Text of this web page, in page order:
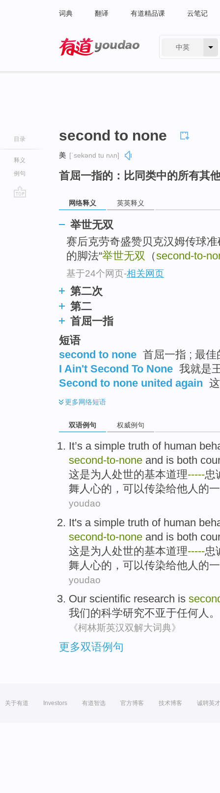
词典 翻译 有道精品课 云笔记
中英
目录
释义
例句
second to none
美 [ˈsekənd tu nʌn]
首屈一指的：比同类中的所有其
网络释义 英英释义
举世无双
赛后克劳奇盛赞贝克汉姆传球
的脚法“举世无双 （second-to-
基于24个网页-相关网页
第二次
第二
首屈一指
短语
second to none 首屈一指 ; 最
I Ain't Second To None 我就是
Second to none united again
更多网络短语
双语例句 权威例句
It’s a simple truth ofhuman
second-to-none and is both
这是为人 处世的基本道理-----忠
舞 人心的 ，可以传染给他人的一
youdao
It's a simple truth ofhuman
second-to-none and is both
这是为人 处世的基本道理-----忠
舞 人心的 ，可以传染给他人的一
youdao
Our scientific research is
我们的科学研究不亚于任何人。
《柯林斯英汉双解大词典》
更多双语例句
关于有道 Investors 有道智选 官方博客 技术博客 诚聘英才